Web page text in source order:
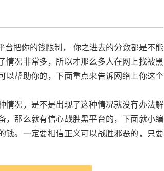
台把你的钱限制， 你之进去的分数都是不能
情况非常多，所以才那么多人在网上找被黑
以帮助你的，下面重点来告诉网络上你这个
情况，是不是出现了这种情况就没有办法解
，那么就有信心战胜黑平台的，下面就小编
钱。一定要相信正义可以战胜邪恶的，只要